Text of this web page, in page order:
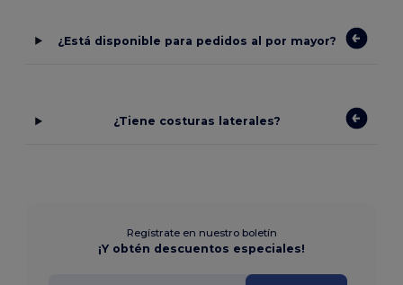
¿Está disponible para pedidos al por mayor?
¿Tiene costuras laterales?
Regístrate en nuestro boletín
¡Y obtén descuentos especiales!